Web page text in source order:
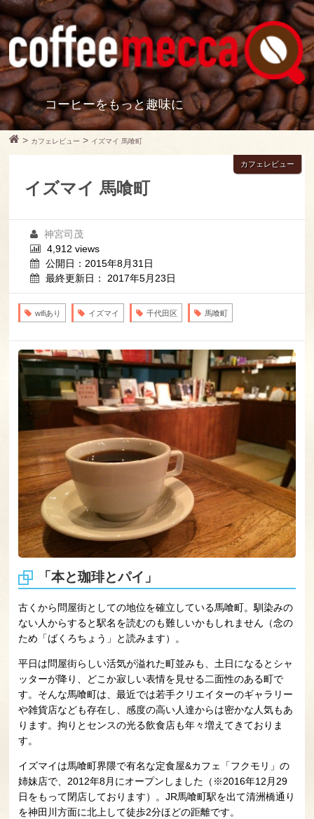
コーヒーをもっと趣味に
> カフェレビュー > イズマイ 馬喰町
イズマイ 馬喰町
カフェレビュー
神宮司茂
4,912 views
公開日：2015年8月31日
最終更新日： 2017年5月23日
wifiあり イズマイ 千代田区 馬喰町
「本と珈琲とパイ」
古くから問屋街としての地位を確立している馬喰町。馴染みの
ない人からすると駅名を読むのも難しいかもしれません（念の
ため「ばくろちょう」と読みます）。
平日は問屋街らしい活気が溢れた町並みも、土日になるとシャ
ッターが降り、どこか寂しい表情を見せる二面性のある町で
す。そんな馬喰町は、最近では若手クリエイターのギャラリー
や雑貨店なども存在し、感度の高い人達からは密かな人気もあ
ります。拘りとセンスの光る飲食店も年々増えてきておりま
す。
イズマイは馬喰町界隈で有名な定食屋&カフェ「フクモリ」の
姉妹店で、2012年8月にオープンしました（※2016年12月29
日をもって閉店しております）。JR馬喰町駅を出て清洲橋通り
を神田川方面に北上して徒歩2分ほどの距離です。